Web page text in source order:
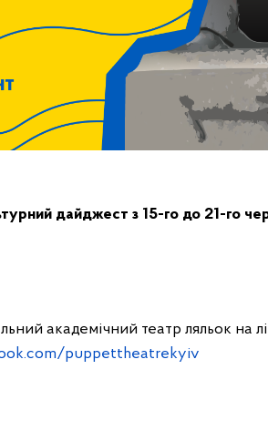
дайджест з 15-го до 21-го
академічний театр ляльок на
puppettheatrekyiv